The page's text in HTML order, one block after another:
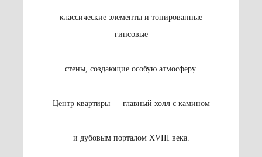
классические элементы и тонированные
гипсовые
стены, создающие особую атмосферу.
Центр квартиры — главный холл с камином
и дубовым порталом XVIII века.